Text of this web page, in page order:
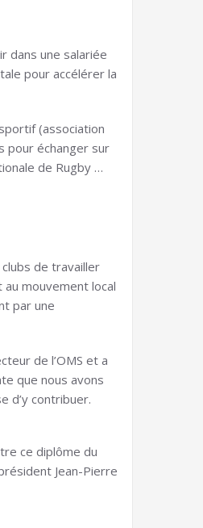
dans une salariée
pour accélérer la
(association
pour échanger sur
de Rugby …
de travailler
mouvement local
par une
de l’OMS et a
que nous avons
d’y contribuer.
ce diplôme du
Jean-Pierre